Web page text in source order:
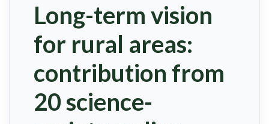
Long-term vision
for rural areas:
contribution from
20 science-